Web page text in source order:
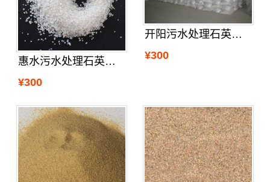
惠水污水处理石英沙报价
¥300
开阳污水处理石英砂规格
¥300